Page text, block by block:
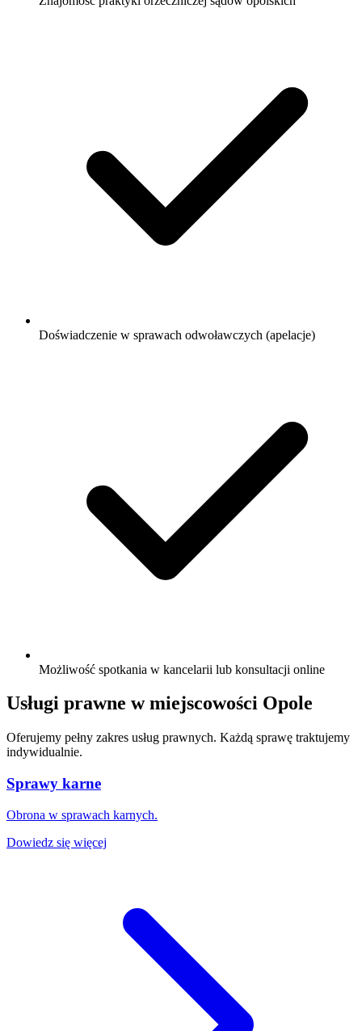
Doświadczenie w sprawach odwoławczych (apelacje)
Możliwość spotkania w kancelarii lub konsultacji online
Usługi prawne w miejscowości Opole
Oferujemy pełny zakres usług prawnych. Każdą sprawę traktujemy
indywidualnie.
Sprawy karne
Obrona w sprawach karnych.
Dowiedz się więcej